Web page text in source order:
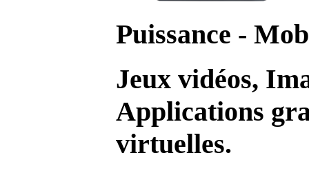
Puissance -
Jeux vidéos,
Applications
virtuelles.